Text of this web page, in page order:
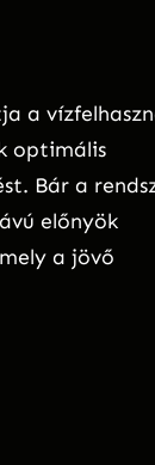
a
optimális
Bár a
előnyök
a jövő